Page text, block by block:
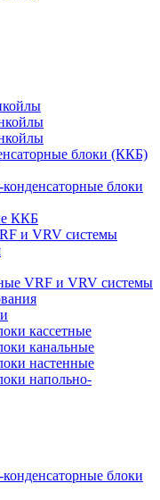
блоки (ККБ)
блоки
ККБ
и VRV системы
VRF и VRV системы
кассетные
канальные
настенные
напольно-
блоки